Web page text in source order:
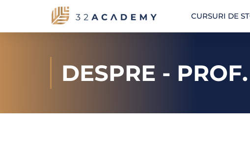
CURSURI DE
DESPRE -